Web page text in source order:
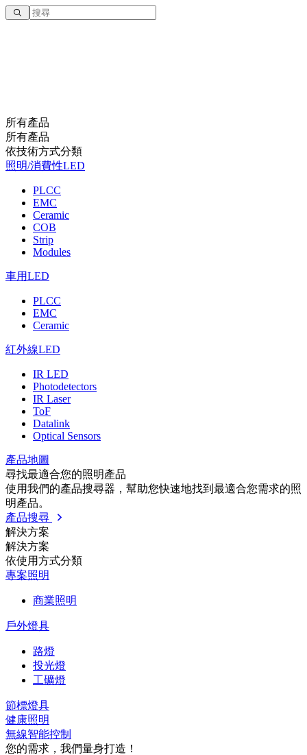
所有產品
所有產品
依技術⽅式分類
照明/消費性LED
PLCC
EMC
Ceramic
COB
Strip
Modules
車用LED
PLCC
EMC
Ceramic
紅外線LED
IR LED
Photodetectors
IR Laser
ToF
Datalink
Optical Sensors
產品地圖
尋找最適合您的照明產品
使用我們的產品搜尋器，幫助您快速地找到最適合您需求的照
明產品。
產品搜尋
解決方案
解決方案
依使⽤⽅式分類
專案照明
商業照明
戶外燈具
路燈
投光燈
工礦燈
節標燈具
健康照明
無線智能控制
您的需求，我們量⾝打造！